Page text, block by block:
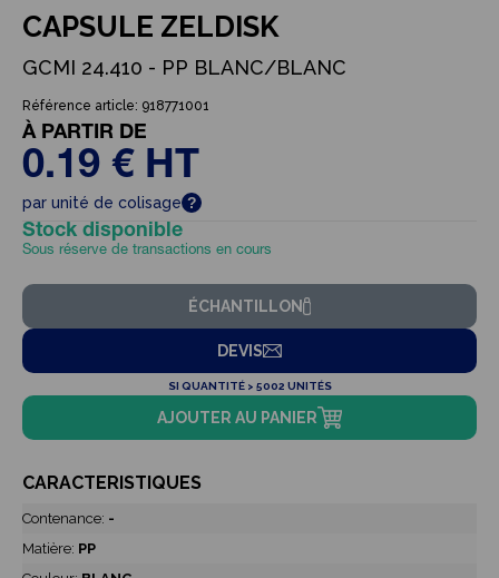
CAPSULE ZELDISK
GCMI 24.410 - PP BLANC/BLANC
Référence article: 918771001
À PARTIR DE
0.19 € HT
par unité de colisage
Stock disponible
Sous réserve de transactions en cours
ÉCHANTILLON
DEVIS
SI QUANTITÉ > 5002 UNITÉS
AJOUTER AU PANIER
CARACTERISTIQUES
Contenance: -
Matière: PP